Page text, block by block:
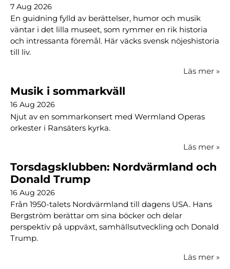
7 Aug 2026
En guidning fylld av berättelser, humor och musik
väntar i det lilla museet, som rymmer en rik historia
och intressanta föremål. Här väcks svensk nöjeshistoria
till liv.
Läs mer »
Musik i sommarkväll
16 Aug 2026
Njut av en sommarkonsert med Wermland Operas
orkester i Ransäters kyrka.
Läs mer »
Torsdagsklubben: Nordvärmland och
Donald Trump
16 Aug 2026
Från 1950-talets Nordvärmland till dagens USA. Hans
Bergström berättar om sina böcker och delar
perspektiv på uppväxt, samhällsutveckling och Donald
Trump.
Läs mer »